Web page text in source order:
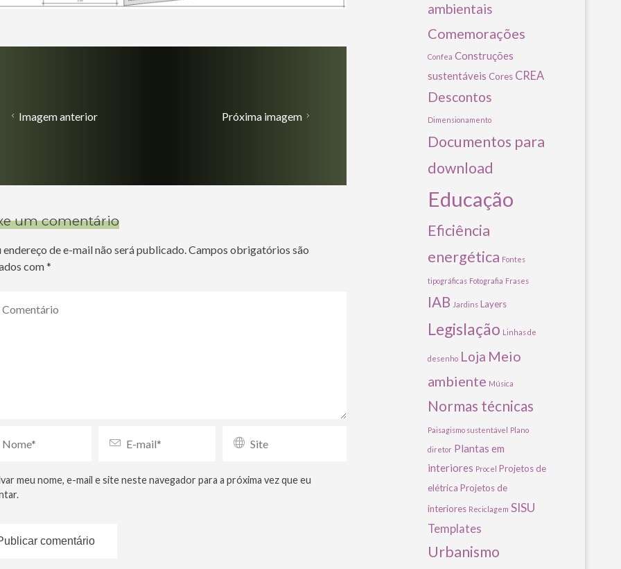
Imagem anterior Próxima imagem
um comentário
endereço de e-mail não será publicado. Campos obrigatórios são
com*
meu nome, e-mail e site neste navegador para a próxima vez que eu
ambientais
Comemorações
Confea Construções
sustentáveis Cores CREA
Descontos
Dimensionamento
Documentos para
download
Educação
Eficiência
energética Fontes
tipográficas Fotografia Frases
IAB Jardins Layers
Legislação Linhas de
desenho Loja Meio
ambiente Música
Normas técnicas
Paisagismo sustentável Plano
diretor Plantas em
interiores Procel Projetos de
elétrica Projetos de
interiores Reciclagem SISU
Templates
Urbanismo